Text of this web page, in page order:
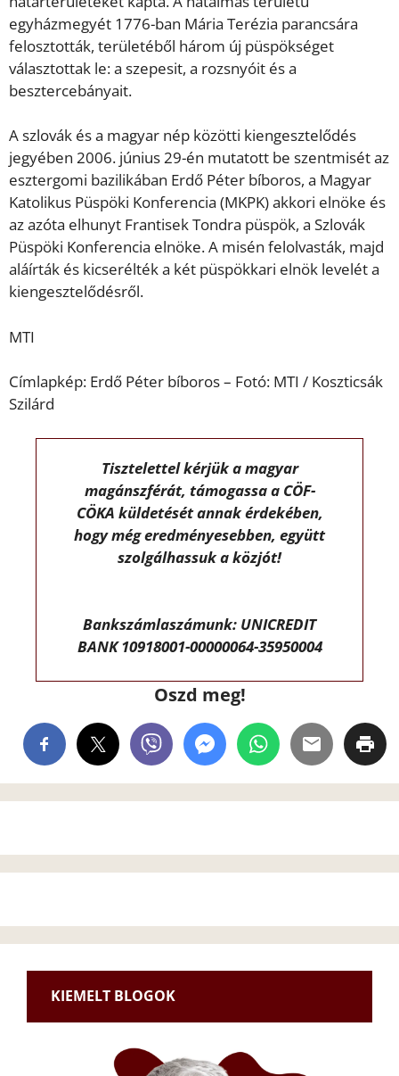
egyházmegyét 1776-ban Mária Terézia parancsára
felosztották, területéből három új püspökséget
választottak le: a szepesit, a rozsnyóit és a
besztercebányait.
A szlovák és a magyar nép közötti kiengesztelődés
jegyében 2006. június 29-én mutatott be szentmisét az
esztergomi bazilikában Erdő Péter bíboros, a Magyar
Katolikus Püspöki Konferencia (MKPK) akkori elnöke és
az azóta elhunyt Frantisek Tondra püspök, a Szlovák
Püspöki Konferencia elnöke. A misén felolvasták, majd
aláírták és kicserélték a két püspökkari elnök levelét a
kiengesztelődésről.
MTI
Címlapkép: Erdő Péter bíboros – Fotó: MTI / Koszticsák
Szilárd
Tisztelettel kérjük a magyar
magánszférát, támogassa a CÖF-
CÖKA küldetését annak érdekében,
hogy még eredményesebben, együtt
szolgálhassuk a közjót!
Bankszámlaszámunk: UNICREDIT
BANK 10918001-00000064-35950004
Oszd meg!
KIEMELT BLOGOK